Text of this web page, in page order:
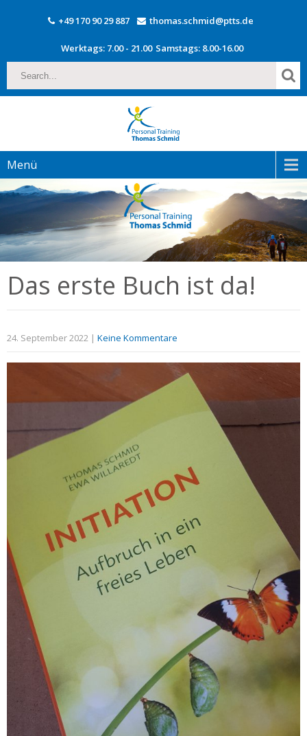
+49 170 90 29 887 thomas.schmid@ptts.de
Werktags: 7.00 - 21.00 Samstags: 8.00-16.00
Menü
Das erste Buch ist da!
24. September 2022 | Keine Kommentare